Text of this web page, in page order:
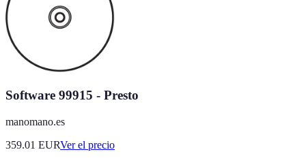
Software 99915 - Presto
manomano.es
359.01 EURVer el precio